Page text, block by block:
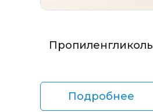
Пропиленгликоль
Подробнее